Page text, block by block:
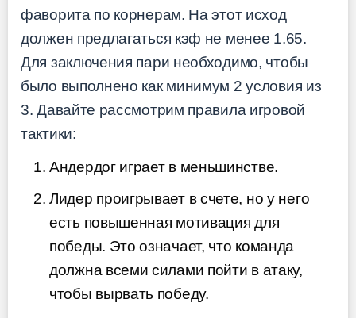
фаворита по корнерам. На этот исход
должен предлагаться кэф не менее 1.65.
Для заключения пари необходимо, чтобы
было выполнено как минимум 2 условия из
3. Давайте рассмотрим правила игровой
тактики:
Андердог играет в меньшинстве.
Лидер проигрывает в счете, но у него
есть повышенная мотивация для
победы. Это означает, что команда
должна всеми силами пойти в атаку,
чтобы вырвать победу.